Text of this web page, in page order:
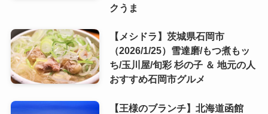
クうま
【メシドラ】茨城県石岡市
（2026/1/25）雪達磨/もつ煮もッ
ち/玉川屋/旬彩 杉の子 ＆ 地元の人
おすすめ石岡市グルメ
【王様のブランチ】北海道函館